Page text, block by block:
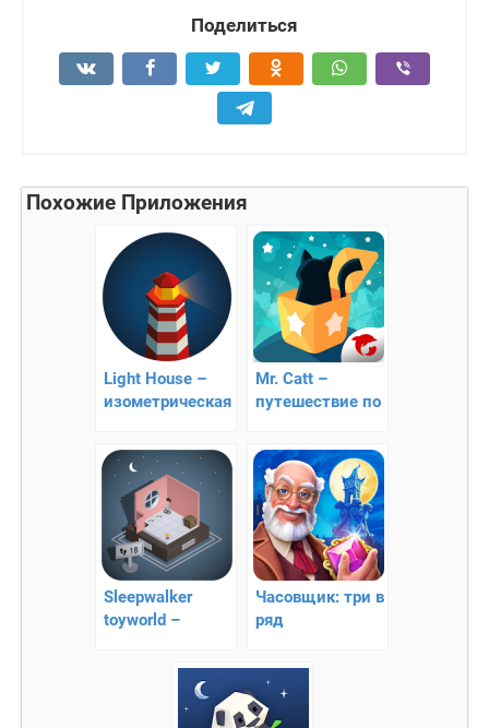
Поделиться
Похожие Приложения
Light House –
изометрическая
Mr. Catt –
путешествие по
Sleepwalker
toyworld –
головоломка!
Часовщик: три в
ряд